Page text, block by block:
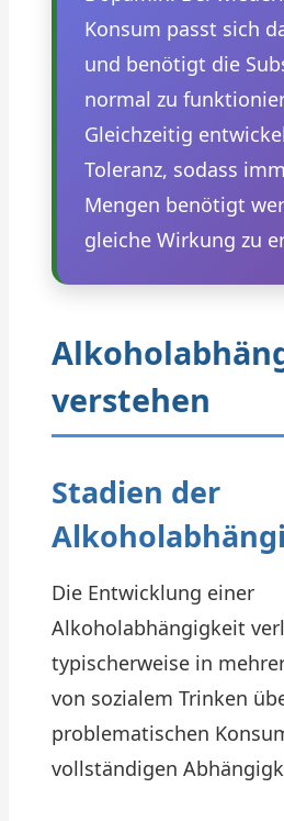
Konsum passt sich
und benötigt die
normal zu
Gleichzeitig
Toleranz, sodass
Mengen benötigt
gleiche Wirkung zu
verstehen
Stadien der
Die Entwicklung einer
Alkoholabhängigkeit
typischerweise in
von sozialem Trinken
problematischen
vollständigen